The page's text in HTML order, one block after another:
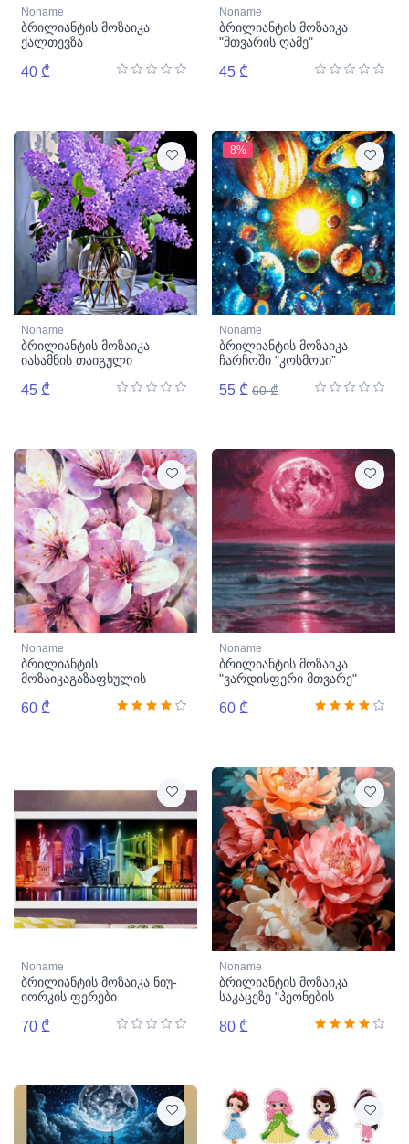
Noname
ბრილიანტის მოზაიკა
ქალთევზა
40 ₾
Noname
ბრილიანტის მოზაიკა
"მთვარის ღამე"
45 ₾
Noname
ბრილიანტის მოზაიკა
იასამნის თაიგული
45 ₾
8%
Noname
ბრილიანტის მოზაიკა
ჩარჩოში "კოსმოსი”
55 ₾ 60 ₾
Noname
ბრილიანტის
მოზაიკაგაზაფხულის
60 ₾
Noname
ბრილიანტის მოზაიკა
"ვარდისფერი მთვარე"
60 ₾
Noname
ბრილიანტის მოზაიკა ნიუ-
იორკის ფერები
70 ₾
Noname
ბრილიანტის მოზაიკა
საკაცეზე "პეონების
80 ₾